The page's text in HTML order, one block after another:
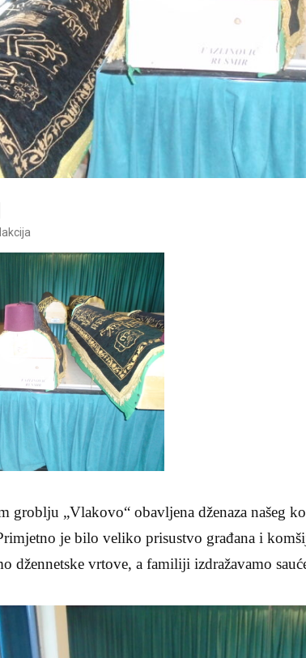
groblju „Vlakovo“ obavljena dženaza našeg
je bilo veliko prisustvo građana i
džennetske vrtove, a familiji izdražavamo